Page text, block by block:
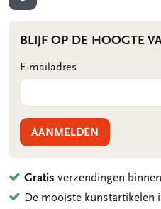
TOEVOEGEN AAN
BLIJF OP DE HOOGTE
E-mailadres
AANMELDEN
Gratis verzendingen
De mooiste kunstartikelen